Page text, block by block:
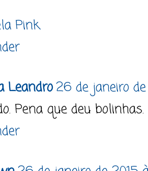
Pink
Leandro26 de janeiro
Pena que deu